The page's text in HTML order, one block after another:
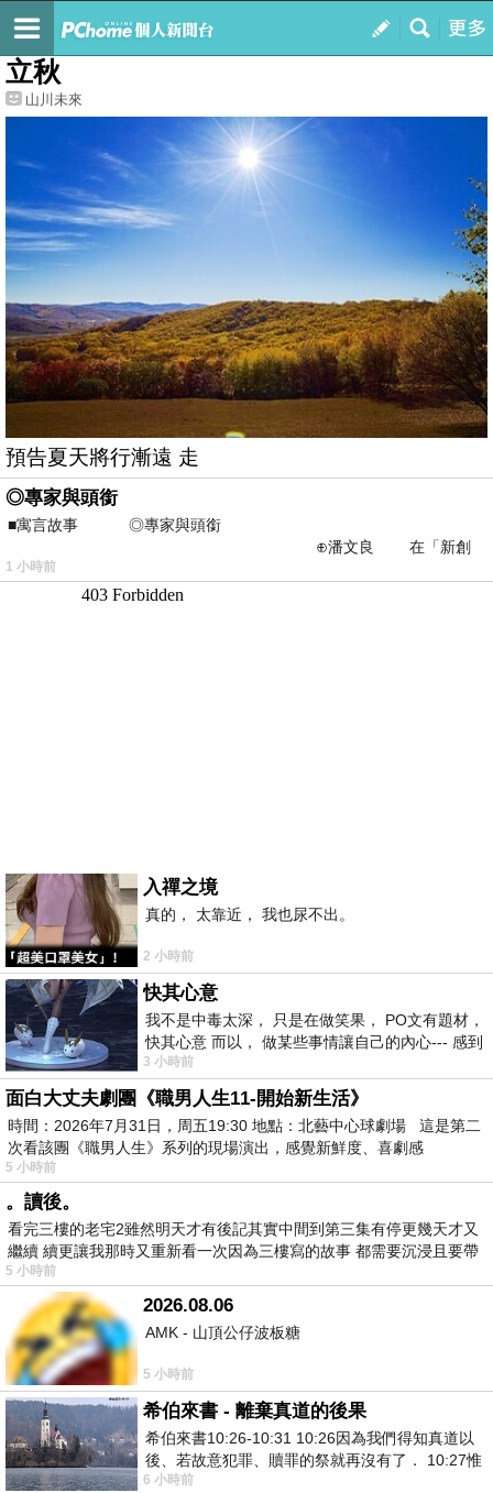
我的
最新文章
立秋
山川未來
預告夏天將行漸遠 走
◎專家與頭銜
■寓言故事 ◎專家與頭銜
⊕潘文良 在「新創
之谷」裡——
1 小時前
入禪之境
真的， 太靠近， 我也尿不出。
2 小時前
快其心意
我不是中毒太深， 只是在做笑果， PO文有題材，
快其心意 而以， 做某些事情讓自己的內心--- 感到
愉快。
3 小時前
面白大丈夫劇團《職男人生11-開始新生活》
時間：2026年7月31日，周五19:30 地點：北藝中心球劇場 這是第二
次看該團《職男人生》系列的現場演出，感覺新鮮度、喜劇感
5 小時前
。讀後。
看完三樓的老宅2雖然明天才有後記其實中間到第三集有停更幾天才又
繼續 續更讓我那時又重新看一次因為三樓寫的故事 都需要沉浸且要帶
有
5 小時前
2026.08.06
AMK - 山頂公仔波板糖
5 小時前
希伯來書 - 離棄真道的後果
希伯來書10:26-10:31 10:26因為我們得知真道以
後、若故意犯罪、贖罪的祭就再沒有了． 10:27惟
有戰懼等候審判和那燒滅眾敵人的烈火
6 小時前